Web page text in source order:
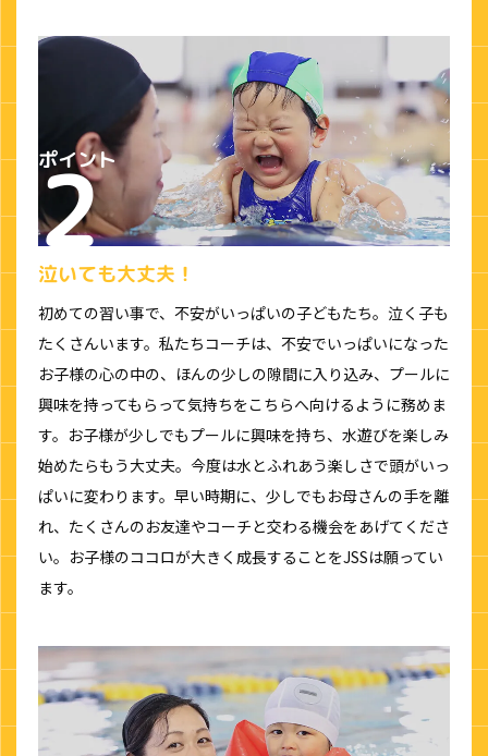
泣いても大丈夫！
初めての習い事で、不安がいっぱいの子どもたち。泣く子も
たくさんいます。私たちコーチは、不安でいっぱいになった
お子様の心の中の、ほんの少しの隙間に入り込み、プールに
興味を持ってもらって気持ちをこちらへ向けるように務めま
す。お子様が少しでもプールに興味を持ち、水遊びを楽しみ
始めたらもう大丈夫。今度は水とふれあう楽しさで頭がいっ
ぱいに変わります。早い時期に、少しでもお母さんの手を離
れ、たくさんのお友達やコーチと交わる機会をあげてくださ
い。お子様のココロが大きく成長することをJSSは願ってい
ます。